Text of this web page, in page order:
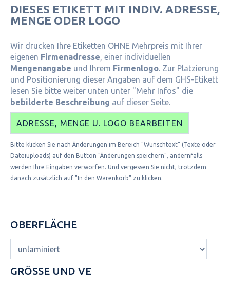
DIESES ETIKETT MIT INDIV. ADRESSE,
MENGE ODER LOGO
Wir drucken Ihre Etiketten OHNE Mehrpreis mit Ihrer
eigenen Firmenadresse, einer individuellen
Mengenangabe und Ihrem Firmenlogo. Zur Platzierung
und Positionierung dieser Angaben auf dem GHS-Etikett
lesen Sie bitte weiter unten unter "Mehr Infos" die
bebilderte Beschreibung auf dieser Seite.
ADRESSE, MENGE U. LOGO BEARBEITEN
Bitte klicken Sie nach Änderungen im Bereich "Wunschtext" (Texte oder
Dateiuploads) auf den Button "Änderungen speichern", andernfalls
werden Ihre Eingaben verworfen. Und vergessen Sie nicht, trotzdem
danach zusätzlich auf "In den Warenkorb" zu klicken.
OBERFLÄCHE
GRÖSSE UND VE